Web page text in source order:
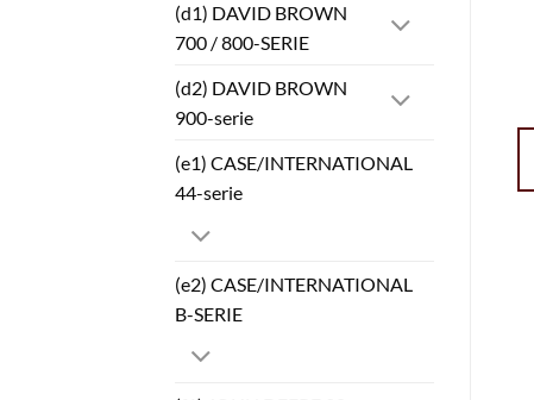
(d1) DAVID BROWN
700 / 800-SERIE
(d2) DAVID BROWN
900-serie
(e1) CASE/INTERNATIONAL
44-serie
(e2) CASE/INTERNATIONAL
B-SERIE